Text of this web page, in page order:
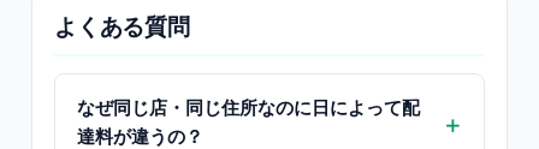
よくある質問
なぜ同じ店・同じ住所なのに日によって配
達料が違うの？